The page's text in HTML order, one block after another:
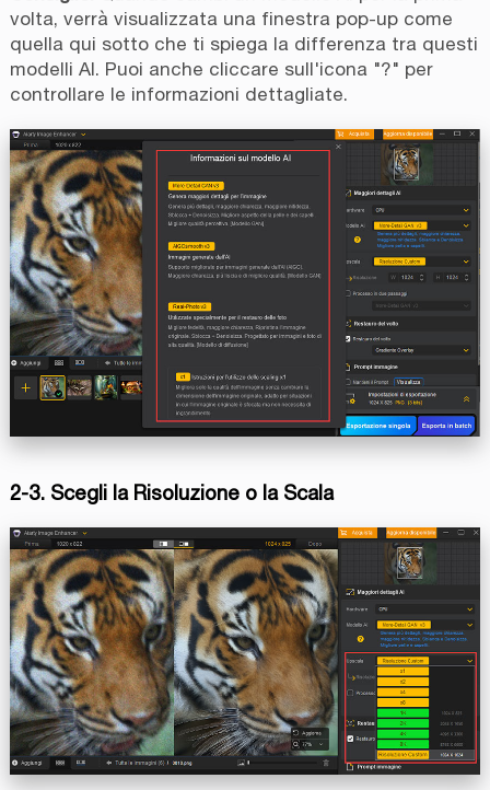
volta, verrà visualizzata una finestra pop-up come
quella qui sotto che ti spiega la differenza tra questi
modelli AI. Puoi anche cliccare sull'icona "?" per
controllare le informazioni dettagliate.
2-3. Scegli la Risoluzione o la Scala